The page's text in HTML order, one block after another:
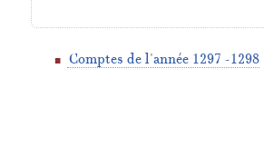
Comptes de l'année 1297–1298